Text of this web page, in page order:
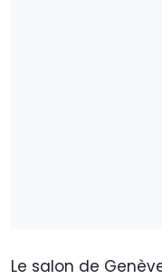
Le salon de